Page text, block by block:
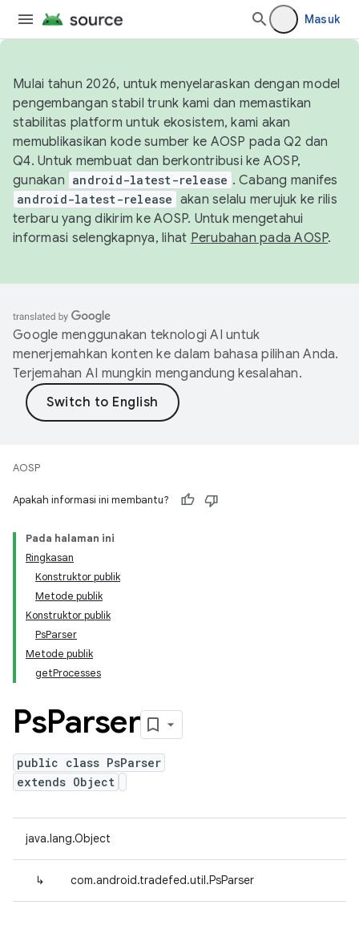
Masuk
Mulai tahun 2026, untuk menyelaraskan dengan model
pengembangan stabil trunk kami dan memastikan
stabilitas platform untuk ekosistem, kami akan
memublikasikan kode sumber ke AOSP pada Q2 dan
Q4. Untuk membuat dan berkontribusi ke AOSP,
gunakan android-latest-release . Cabang manifes
android-latest-release akan selalu merujuk ke rilis
terbaru yang dikirim ke AOSP. Untuk mengetahui
informasi selengkapnya, lihat Perubahan pada AOSP.
Google menggunakan teknologi AI untuk
menerjemahkan konten ke dalam bahasa pilihan Anda.
Terjemahan AI mungkin mengandung kesalahan.
AOSP
Apakah informasi ini membantu?
Pada halaman ini
Ringkasan
Konstruktor publik
Metode publik
Konstruktor publik
PsParser
Metode publik
getProcesses
PsParser
public class PsParser
extends Object
java.lang.Object
↳ com.android.tradefed.util.PsParser